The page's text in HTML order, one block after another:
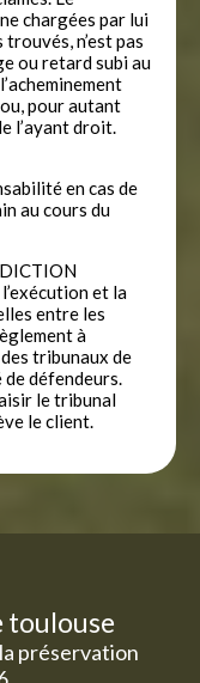
chargées par lui
n’est pas
ou retard subi au
pour autant
l’ayant droit.
en cas de
au cours du
et la
entre les
à
tribunaux de
de défendeurs.
le tribunal
le client.
toulouse
préservation